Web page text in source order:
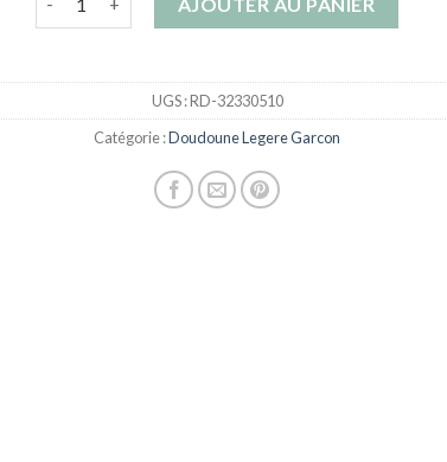
UGS :RD-32330510
Catégorie :Doudoune Legere Garcon